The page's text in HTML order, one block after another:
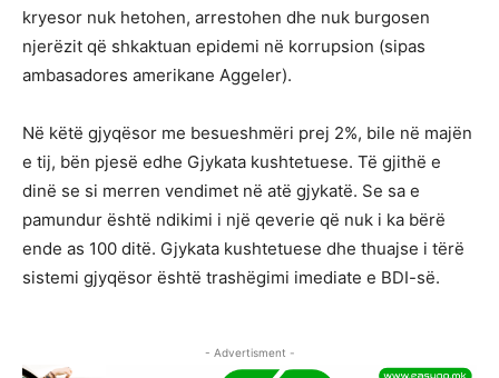
kryesor nuk hetohen, arrestohen dhe nuk burgosen
njerëzit që shkaktuan epidemi në korrupsion (sipas
ambasadores amerikane Aggeler).
Në këtë gjyqësor me besueshmëri prej 2%, bile në majën
e tij, bën pjesë edhe Gjykata kushtetuese. Të gjithë e
dinë se si merren vendimet në atë gjykatë. Se sa e
pamundur është ndikimi i një qeverie që nuk i ka bërë
ende as 100 ditë. Gjykata kushtetuese dhe thuajse i tërë
sistemi gjyqësor është trashëgimi imediate e BDI-së.
- Advertisment -